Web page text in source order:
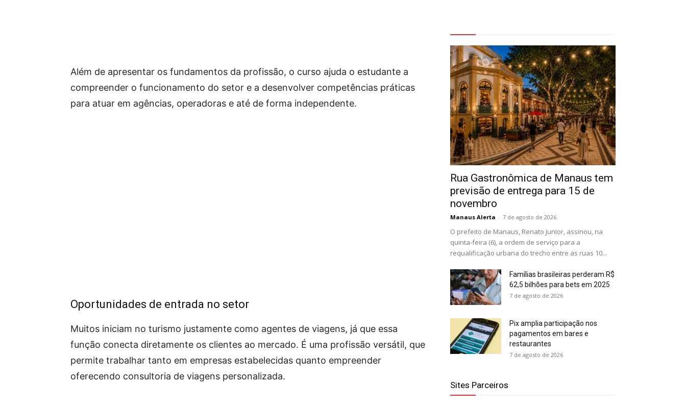
Além de apresentar os fundamentos da profissão, o curso ajuda o estudante a
compreender o funcionamento do setor e a desenvolver competências práticas
para atuar em agências, operadoras e até de forma independente.
Oportunidades de entrada no setor
Muitos iniciam no turismo justamente como agentes de viagens, já que essa
função conecta diretamente os clientes ao mercado. É uma profissão versátil, que
permite trabalhar tanto em empresas estabelecidas quanto empreender
oferecendo consultoria de viagens personalizada.
Rua Gastronômica de Manaus tem
previsão de entrega para 15 de
novembro
Manaus Alerta - 7 de agosto de 2026
O prefeito de Manaus, Renato Junior, assinou, na
quinta-feira (6), a ordem de serviço para a
requalificação urbana do trecho entre as ruas 10...
Famílias brasileiras perderam R$
62,5 bilhões para bets em 2025
7 de agosto de 2026
Pix amplia participação nos
pagamentos em bares e
restaurantes
7 de agosto de 2026
Sites Parceiros